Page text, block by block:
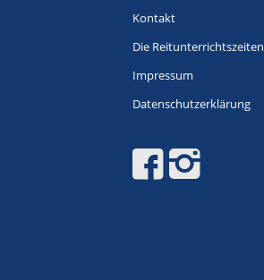
Kontakt
Die Reitunterrichtszeiten
Impressum
Datenschutzerklärung